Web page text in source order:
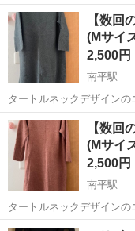
す。 全体的な長さ、素材等は写真
ございましたら、気兼ねなくお知ら
を持っているため...
東京 日野市 日野駅
【数回
(Mサイ
2,500円
南平駅
タートルネックデザインの
ボディラインを拾わない
つ傷や汚れは見当たりません。 色違いあり。 数回しか着ず
ットにしまっていました。
東京 日野市 南平駅
【数回
(Mサイ
2,500円
南平駅
タートルネックデザインの
ボディラインを拾わない
東京 日野市 南平駅